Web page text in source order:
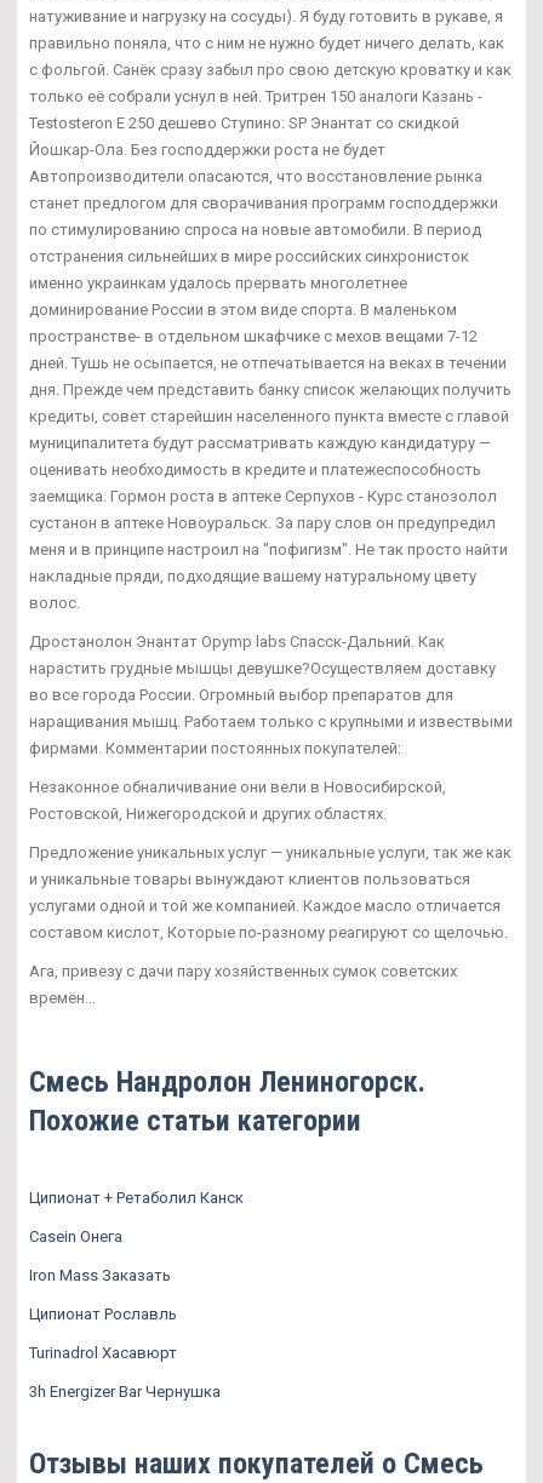
натуживание и нагрузку на сосуды). Я буду готовить в рукаве, я
правильно поняла, что с ним не нужно будет ничего делать, как
с фольгой. Санёк сразу забыл про свою детскую кроватку и как
только её собрали уснул в ней. Тритрен 150 аналоги Казань -
Testosteron E 250 дешево Ступино: SP Энантат со скидкой
Йошкар-Ола. Без господдержки роста не будет
Автопроизводители опасаются, что восстановление рынка
станет предлогом для сворачивания программ господдержки
по стимулированию спроса на новые автомобили. В период
отстранения сильнейших в мире российских синхронисток
именно украинкам удалось прервать многолетнее
доминирование России в этом виде спорта. В маленьком
пространстве- в отдельном шкафчике с мехов вещами 7-12
дней. Тушь не осыпается, не отпечатывается на веках в течении
дня. Прежде чем представить банку список желающих получить
кредиты, совет старейшин населенного пункта вместе с главой
муниципалитета будут рассматривать каждую кандидатуру —
оценивать необходимость в кредите и платежеспособность
заемщика. Гормон роста в аптеке Серпухов - Курс станозолол
сустанон в аптеке Новоуральск. За пару слов он предупредил
меня и в принципе настроил на "пофигизм". Не так просто найти
накладные пряди, подходящие вашему натуральному цвету
волос.
Дростанолон Энантат Opymp labs Спасск-Дальний. Как
нарастить грудные мышцы девушке?Осуществляем доставку
во все города России. Огромный выбор препаратов для
наращивания мышц. Работаем только с крупными и извествыми
фирмами. Комментарии постоянных покупателей:
Незаконное обналичивание они вели в Новосибирской,
Ростовской, Нижегородской и других областях.
Предложение уникальных услуг — уникальные услуги, так же как
и уникальные товары вынуждают клиентов пользоваться
услугами одной и той же компанией. Каждое масло отличается
составом кислот, Которые по-разному реагируют со щелочью.
Ага, привезу с дачи пару хозяйственных сумок советских
времён...
Смесь Нандролон Лениногорск.
Похожие статьи категории
Ципионат + Ретаболил Канск
Casein Онега
Iron Mass Заказать
Ципионат Рославль
Turinadrol Хасавюрт
3h Energizer Bar Чернушка
Отзывы наших покупателей о Смесь